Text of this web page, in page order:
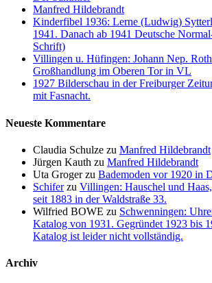
Manfred Hildebrandt
Kinderfibel 1936: Lerne (Ludwig)
1941. Danach ab 1941 Deutsche
Schrift)
Villingen u. Hüfingen: Johann Nep.
Großhandlung im Oberen Tor in VL
1927 Bilderschau in der Freiburger
mit Fasnacht.
Neueste Kommentare
Claudia Schulze zu Manfred Hildebrandt
Jürgen Kauth zu Manfred Hildebrandt
Uta Grogerzu Bademoden vor 1920 in
Schiferzu Villingen: Hauschel und
seit 1883 in der Waldstraße 33.
Wilfried BOWE zu Schwenningen:
Katalog von 1931. Gegründet 1923 bis
Katalog ist leider nicht vollständig.
Archiv